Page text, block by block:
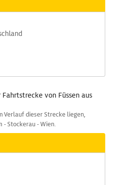
von Füssen aus
Verlauf dieser Strecke liegen,
- Stockerau - Wien.